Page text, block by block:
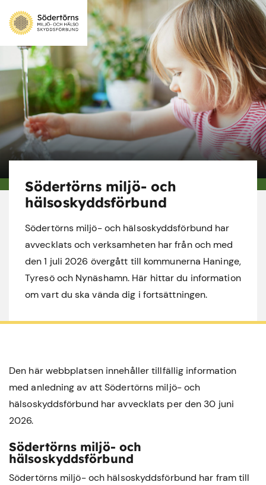
Södertörns miljö- och
hälsoskyddsförbund
Södertörns miljö- och hälsoskyddsförbund har
avvecklats och verksamheten har från och med
den 1 juli 2026 övergått till kommunerna Haninge,
Tyresö och Nynäshamn. Här hittar du information
om vart du ska vända dig i fortsättningen.
Den här webbplatsen innehåller tillfällig information
med anledning av att Södertörns miljö- och
hälsoskyddsförbund har avvecklats per den 30 juni
2026.
Södertörns miljö- och
hälsoskyddsförbund
Södertörns miljö- och hälsoskyddsförbund har fram till